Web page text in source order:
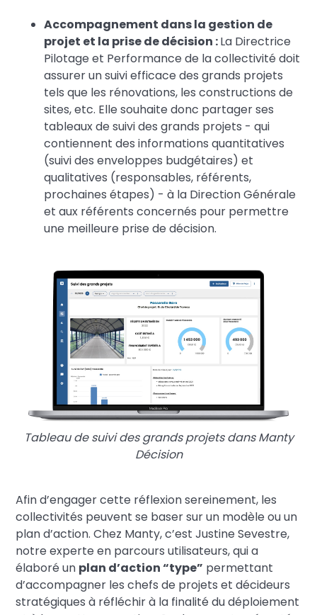
Accompagnement dans la gestion de
projet et la prise de décision :La Directrice
Pilotage et Performance de la collectivité doit
assurer un suivi efficace des grands projets
tels que les rénovations, les constructions de
sites, etc. Elle souhaite donc partager ses
tableaux de suivi des grands projets - qui
contiennent des informations quantitatives
(suivi des enveloppes budgétaires) et
qualitatives (responsables, référents,
prochaines étapes) - à la Direction Générale
et aux référents concernés pour permettre
une meilleure prise de décision.
Tableau de suivi des grands projets dans Manty
Décision
Afin d’engager cette réflexion sereinement, les
collectivités peuvent se baser sur un modèle ou un
plan d’action. Chez Manty, c’est Justine Sevestre,
notre experte en parcours utilisateurs, qui a
élaboré un plan d’action “type” permettant
d’accompagner les chefs de projets et décideurs
stratégiques à réfléchir à la finalité du déploiement